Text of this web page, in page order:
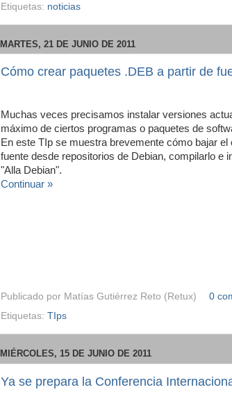
Etiquetas: noticias
MARTES, 21 DE JUNIO DE 2011
Cómo crear paquetes .DEB a partir de
Muchas veces precisamos instalar versiones
máximo de ciertos programas o paquetes de
En este TIp se muestra brevemente cómo bajar el
fuente desde repositorios de Debian, compilarlo e
"Alla Debian".
Continuar »
Publicado por Matías Gutiérrez Reto (Retux)
0
Etiquetas: TIps
MIÉRCOLES, 15 DE JUNIO DE 2011
Ya se prepara la Conferencia